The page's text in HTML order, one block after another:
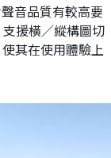
音品質有較高要
援橫／縱構圖切
其在使用體驗上